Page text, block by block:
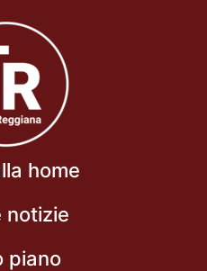
home
notizie
piano